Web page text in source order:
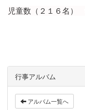
児童数（２１６名）
行事アルバム
アルバム一覧へ